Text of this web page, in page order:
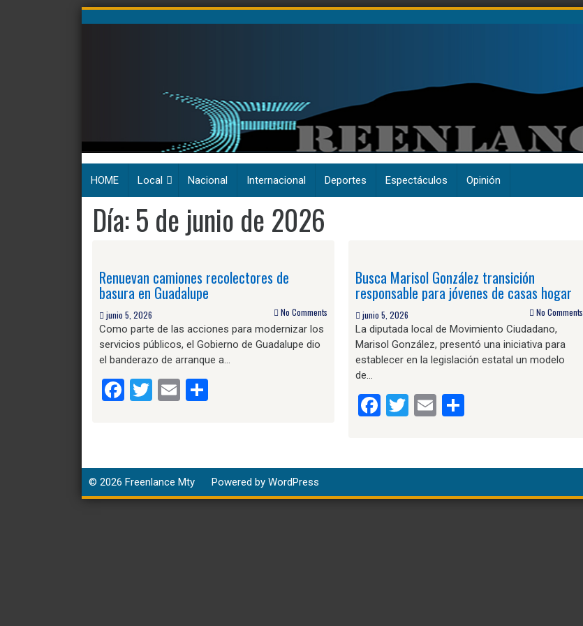
Skip
HOME Local Nacional Internacional Deportes Espectáculos Opinión
Día:5 de junio de 2026
Renuevan camiones recolectores de
basura en Guadalupe
junio 5, 2026 No Comments
Como parte de las acciones para modernizar los
servicios públicos, el Gobierno de Guadalupe dio
el banderazo de arranque a…
Facebook
Twitter
Email
Busca Marisol González transición
responsable para jóvenes de casas hogar
junio 5, 2026 No Comments
La diputada local de Movimiento Ciudadano,
Marisol González, presentó una iniciativa para
establecer en la legislación estatal un modelo
de…
Facebook
Twitter
EmailCompartir
© 2026 Freenlance Mty Powered by WordPress